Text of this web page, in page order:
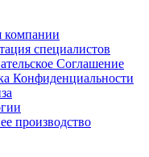
компании
специалистов
Соглашение
Конфиденциальности
производство